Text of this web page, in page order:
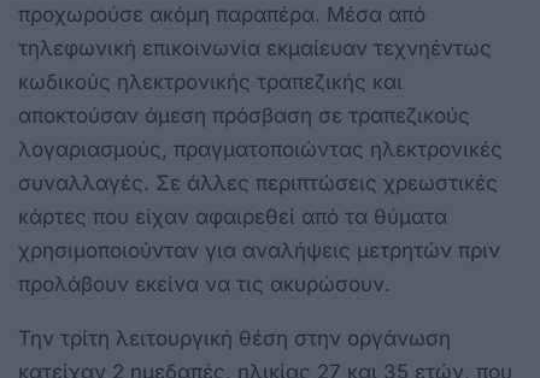
προχωρούσε ακόμη παραπέρα. Μέσα από
τηλεφωνική επικοινωνία εκμαίευαν τεχνηέντως
κωδικούς ηλεκτρονικής τραπεζικής και
αποκτούσαν άμεση πρόσβαση σε τραπεζικούς
λογαριασμούς, πραγματοποιώντας ηλεκτρονικές
συναλλαγές. Σε άλλες περιπτώσεις χρεωστικές
κάρτες που είχαν αφαιρεθεί από τα θύματα
χρησιμοποιούνταν για αναλήψεις μετρητών πριν
προλάβουν εκείνα να τις ακυρώσουν.
Την τρίτη λειτουργική θέση στην οργάνωση
κατείχαν 2 ημεδαπές, ηλικίας 27 και 35 ετών, που